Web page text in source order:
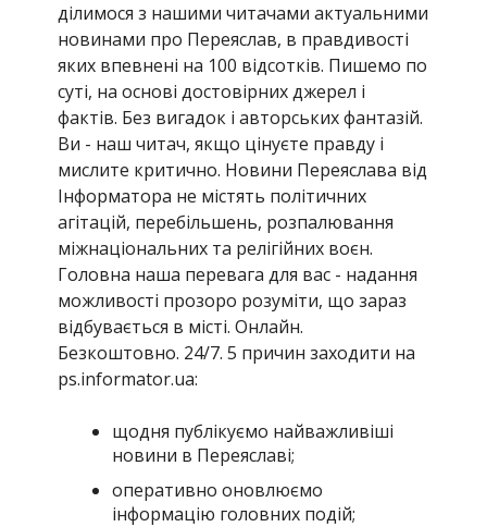
ділимося з нашими читачами актуальними
новинами про Переяслав, в правдивості
яких впевнені на 100 відсотків. Пишемо по
суті, на основі достовірних джерел і
фактів. Без вигадок і авторських фантазій.
Ви - наш читач, якщо цінуєте правду і
мислите критично. Новини Переяслава від
Інформатора не містять політичних
агітацій, перебільшень, розпалювання
міжнаціональних та релігійних воєн.
Головна наша перевага для вас - надання
можливості прозоро розуміти, що зараз
відбувається в місті. Онлайн.
Безкоштовно. 24/7. 5 причин заходити на
ps.informator.ua:
щодня публікуємо найважливіші
новини в Переяславі;
оперативно оновлюємо
інформацію головних подій;